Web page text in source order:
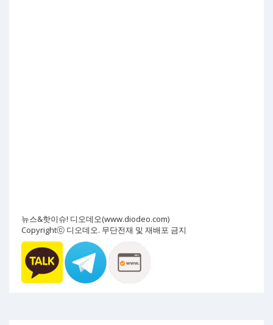
뉴스&핫이슈! 디오데오(www.diodeo.com)
Copyrightⓒ 디오데오. 무단전재 및 재배포 금지